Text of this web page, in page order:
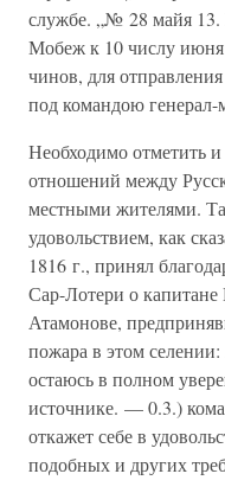
службе. „№ 28 майя 13.
Мобеж к 10 числу
чинов, для
под командою
Необходимо отметить
отношений между
местными жителями.
удовольствием, как
1816 г., принял
Сар-Лотери о капитане
Атамонове,
пожара в этом
остаюсь в полном
источнике. — 0.3.)
откажет себе в
подобных и других